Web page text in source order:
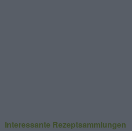
Interessante Rezeptsammlungen